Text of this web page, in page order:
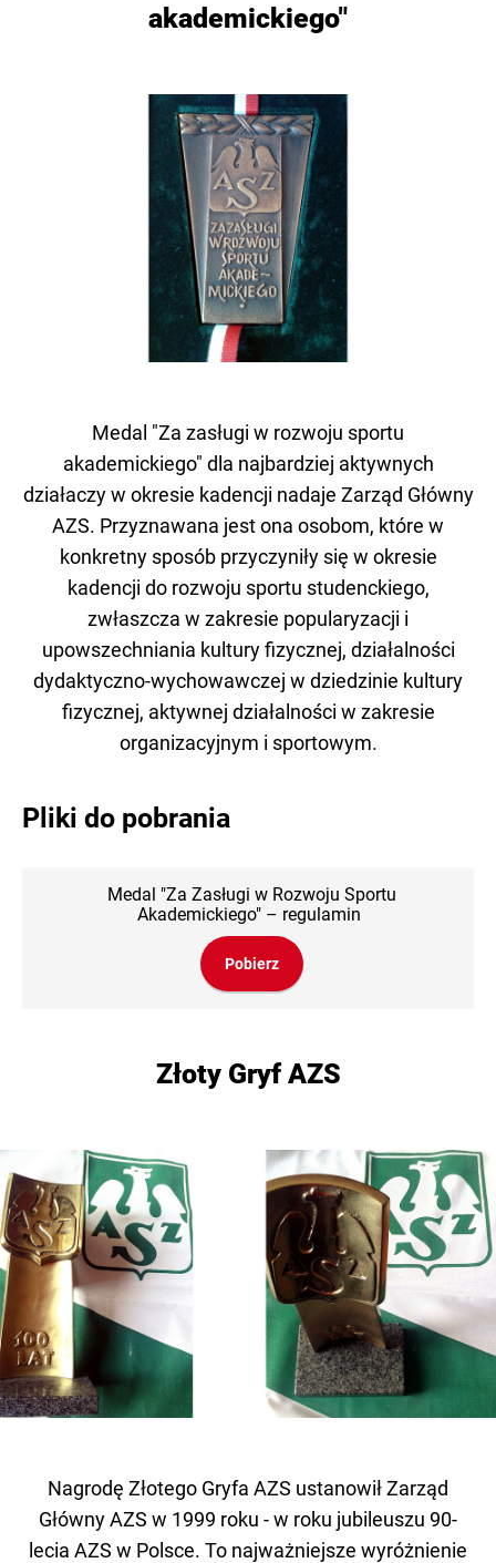
akademickiego"
Medal "Za zasługi w rozwoju sportu
akademickiego" dla najbardziej aktywnych
działaczy w okresie kadencji nadaje Zarząd Główny
AZS. Przyznawana jest ona osobom, które w
konkretny sposób przyczyniły się w okresie
kadencji do rozwoju sportu studenckiego,
zwłaszcza w zakresie popularyzacji i
upowszechniania kultury fizycznej, działalności
dydaktyczno-wychowawczej w dziedzinie kultury
fizycznej, aktywnej działalności w zakresie
organizacyjnym i sportowym.
Pliki do pobrania
Medal "Za Zasługi w Rozwoju Sportu
Akademickiego" – regulamin
Pobierz
Złoty Gryf AZS
Nagrodę Złotego Gryfa AZS ustanowił Zarząd
Główny AZS w 1999 roku - w roku jubileuszu 90-
lecia AZS w Polsce. To najważniejsze wyróżnienie